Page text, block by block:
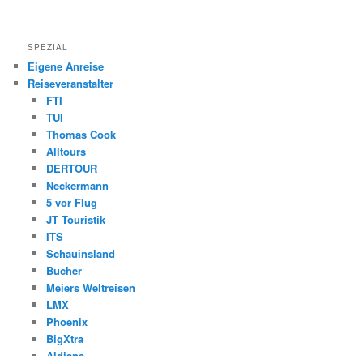
SPEZIAL
Eigene Anreise
Reiseveranstalter
FTI
TUI
Thomas Cook
Alltours
DERTOUR
Neckermann
5 vor Flug
JT Touristik
ITS
Schauinsland
Bucher
Meiers Weltreisen
LMX
Phoenix
BigXtra